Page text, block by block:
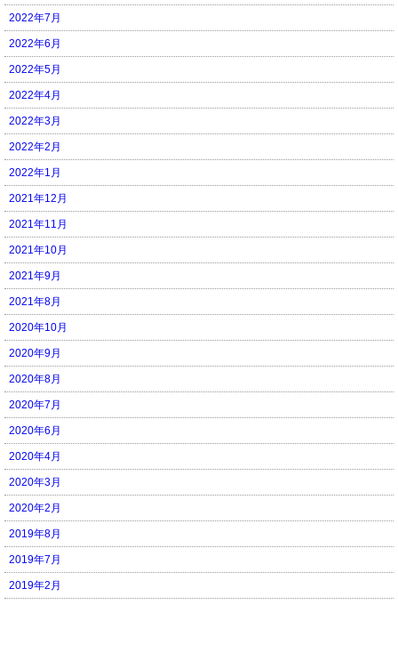
2022年7月
2022年6月
2022年5月
2022年4月
2022年3月
2022年2月
2022年1月
2021年12月
2021年11月
2021年10月
2021年9月
2021年8月
2020年10月
2020年9月
2020年8月
2020年7月
2020年6月
2020年4月
2020年3月
2020年2月
2019年8月
2019年7月
2019年2月